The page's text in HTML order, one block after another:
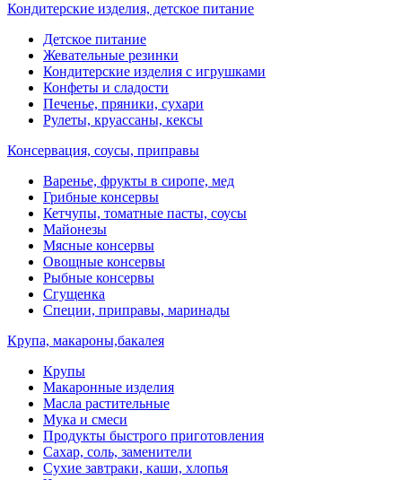
Кондитерские изделия, детское питание
Детское питание
Жевательные резинки
Кондитерские изделия с игрушками
Конфеты и сладости
Печенье, пряники, сухари
Рулеты, круассаны, кексы
Консервация, соусы, приправы
Варенье, фрукты в сиропе, мед
Грибные консервы
Кетчупы, томатные пасты, соусы
Майонезы
Мясные консервы
Овощные консервы
Рыбные консервы
Сгущенка
Специи, приправы, маринады
Крупа, макароны,бакалея
Крупы
Макаронные изделия
Масла растительные
Мука и смеси
Продукты быстрого приготовления
Сахар, соль, заменители
Сухие завтраки, каши, хлопья